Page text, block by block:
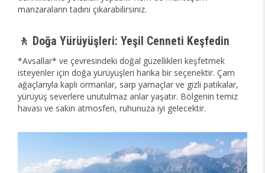
manzaraların tadını çıkarabilirsiniz.
🚶 Doğa Yürüyüşleri: Yeşil Cenneti Keşfedin
*Avsallar* ve çevresindeki doğal güzellikleri keşfetmek
isteyenler için doğa yürüyüşleri harika bir seçenektir. Çam
ağaçlarıyla kaplı ormanlar, sarp yamaçlar ve gizli patikalar,
yürüyüş severlere unutulmaz anlar yaşatır. Bölgenin temiz
havası ve sakin atmosferi, ruhunuza iyi gelecektir.